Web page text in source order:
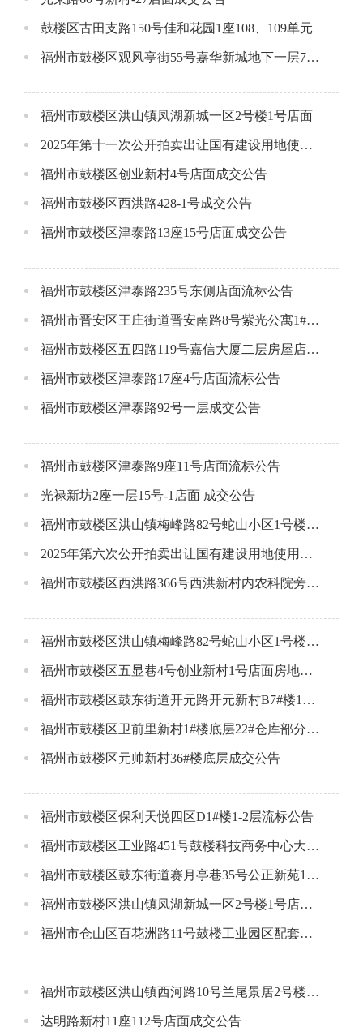
鼓楼区古田支路150号佳和花园1座108、109单元
福州市鼓楼区观风亭街55号嘉华新城地下一层70号车位成交公告
福州市鼓楼区洪山镇凤湖新城一区2号楼1号店面
2025年第十一次公开拍卖出让国有建设用地使用权结果公布
福州市鼓楼区创业新村4号店面成交公告
福州市鼓楼区西洪路428-1号成交公告
福州市鼓楼区津泰路13座15号店面成交公告
福州市鼓楼区津泰路235号东侧店面流标公告
福州市晋安区王庄街道晋安南路8号紫光公寓1#楼1层16店面流标公告
福州市鼓楼区五四路119号嘉信大厦二层房屋店面流标公告
福州市鼓楼区津泰路17座4号店面流标公告
福州市鼓楼区津泰路92号一层成交公告
福州市鼓楼区津泰路9座11号店面流标公告
光禄新坊2座一层15号-1店面 成交公告
福州市鼓楼区洪山镇梅峰路82号蛇山小区1号楼1层4号店面
2025年第六次公开拍卖出让国有建设用地使用权结果公布
福州市鼓楼区西洪路366号西洪新村内农科院旁D007号成交公告
福州市鼓楼区洪山镇梅峰路82号蛇山小区1号楼1层11号店面成交公告
福州市鼓楼区五显巷4号创业新村1号店面房地产成交公告
福州市鼓楼区鼓东街道开元路开元新村B7#楼1层13店面成交公告
福州市鼓楼区卫前里新村1#楼底层22#仓库部分（附属间）成交公告
福州市鼓楼区元帅新村36#楼底层成交公告
福州市鼓楼区保利天悦四区D1#楼1-2层流标公告
福州市鼓楼区工业路451号鼓楼科技商务中心大楼第一、二、三层及38个车位流标公告
福州市鼓楼区鼓东街道赛月亭巷35号公正新苑1#楼105单元成交公告
福州市鼓楼区洪山镇凤湖新城一区2号楼1号店面成交公告
福州市仓山区百花洲路11号鼓楼工业园区配套用房成交公告
福州市鼓楼区洪山镇西河路10号兰尾景居2号楼305成交公告
达明路新村11座112号店面成交公告